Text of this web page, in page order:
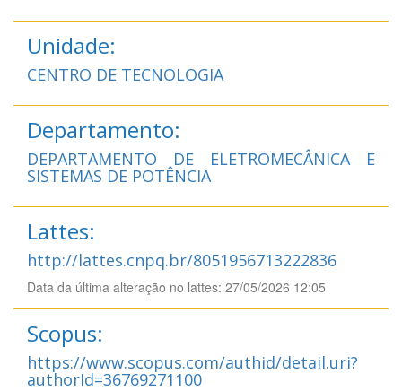
Unidade:
CENTRO DE TECNOLOGIA
Departamento:
DEPARTAMENTO DE ELETROMECÂNICA E
SISTEMAS DE POTÊNCIA
Lattes:
http://lattes.cnpq.br/8051956713222836
Data da última alteração no lattes: 27/05/2026 12:05
Scopus:
https://www.scopus.com/authid/detail.uri?
authorId=36769271100